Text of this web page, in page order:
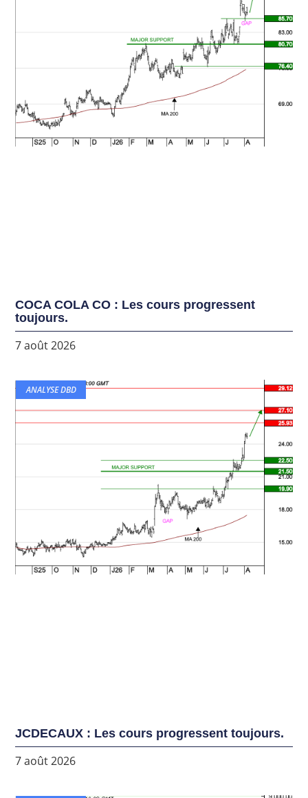
COCA COLA CO : Les cours progressent
toujours.
7 août 2026
ANALYSE DBD
JCDECAUX : Les cours progressent toujours.
7 août 2026